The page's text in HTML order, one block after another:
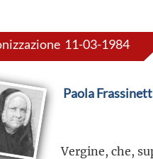
11-03-1984
Paola
Vergine, che,